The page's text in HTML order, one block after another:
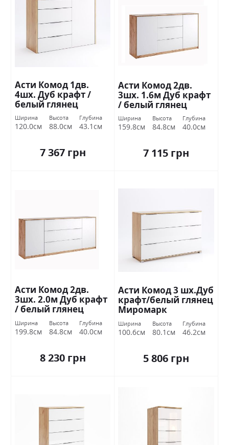
Асти Комод 1дв.
4шх. Дуб крафт /
белый глянец
Миромарк
Ширина
120.0см
Высота
88.0см
Глубина
43.1см
7 367 грн
Асти Комод 2дв.
3шх. 1.6м Дуб крафт
/ белый глянец
Миромарк
Ширина
159.8см
Высота
84.8см
Глубина
40.0см
7 115 грн
Асти Комод 2дв.
3шх. 2.0м Дуб крафт
/ белый глянец
Миромарк
Ширина
199.8см
Высота
84.8см
Глубина
40.0см
8 230 грн
Асти Комод 3 шх.Дуб
крафт/белый глянец
Миромарк
Ширина
100.6см
Высота
80.1см
Глубина
46.2см
5 806 грн